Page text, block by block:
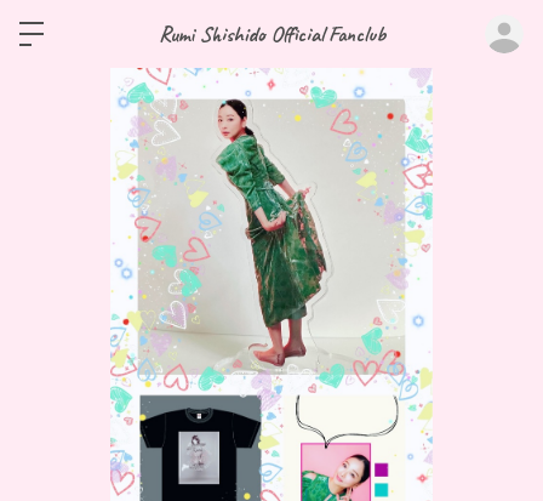
Rumi Shishido Official Fanclub